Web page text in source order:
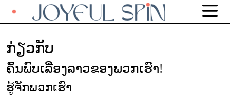
ກ່ຽວກັບ
ຄົ້ນພົບເລື່ອງລາວຂອງພວກເຮົາ!
ຮູ້ຈັກພວກເຮົາ